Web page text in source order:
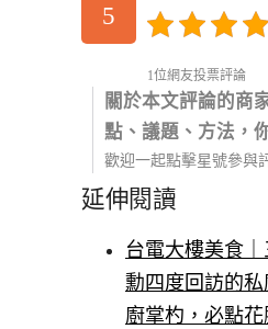
5
1位網友投票評論
關於本文評論的商
點、議題、方法，
歡迎一起點擊星號參與
延伸閱讀
台電大樓美食
勳四度回訪的
廚掌杓，必點